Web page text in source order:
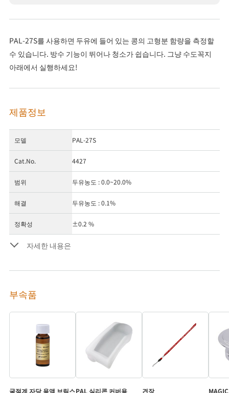
PAL-27S를 사용하면 두유에 들어 있는 콩의 고형분 함량을 측정할
수 있습니다. 방수 기능이 뛰어나 청소가 쉽습니다. 그냥 수도꼭지
아래에서 실행하세요!
제품정보
모델 PAL-27S
Cat.No. 4427
범위 두유농도 : 0.0~20.0%
해결 두유농도 : 0.1%
정확성 ±0.2 %
자세한 내용은
부속품
굴절계 자당 용액 브릭스PAL 실리콘 커버용 견장